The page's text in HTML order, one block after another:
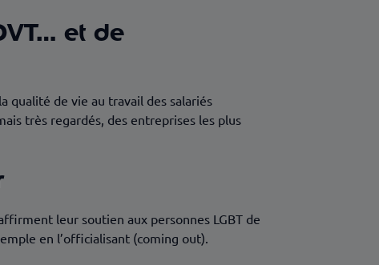
et de
qualité de vie au travail des salariés
très regardés, des entreprises les plus
leur soutien aux personnes LGBT de
en l’officialisant (coming out).